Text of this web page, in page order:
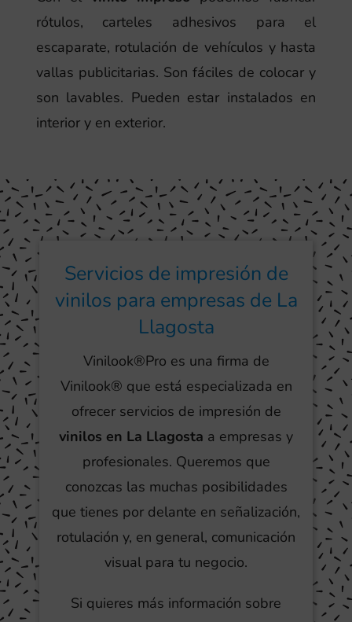
rótulos, carteles adhesivos para el
escaparate, rotulación de vehículos y hasta
vallas publicitarias. Son fáciles de colocar y
son lavables. Pueden estar instalados en
interior y en exterior.
Servicios de impresión de
vinilos para empresas de La
Llagosta
Vinilook®Pro es una firma de
Vinilook® que está especializada en
ofrecer servicios de impresión de
vinilos en La Llagosta a empresas y
profesionales. Queremos que
conozcas las muchas posibilidades
que tienes por delante en señalización,
rotulación y, en general, comunicación
visual para tu negocio.
Si quieres más información sobre